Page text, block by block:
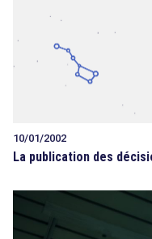
10/01/2002
La publication des